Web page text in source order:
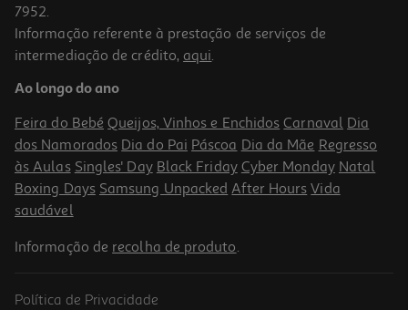
7952.
Informação referente à prestação de serviços de
intermediação de crédito, aqui.
Ao longo do ano
Feira do Bebé Queijos, Vinhos e Enchidos Carnaval Dia
dos Namorados Dia do Pai Páscoa Dia da Mãe Regresso
às Aulas Singles' Day Black Friday Cyber Monday Natal
Boxing Days Samsung Unpacked After Hours Vida
saudável
Informação de recolha de produto.
Política de Privacidade